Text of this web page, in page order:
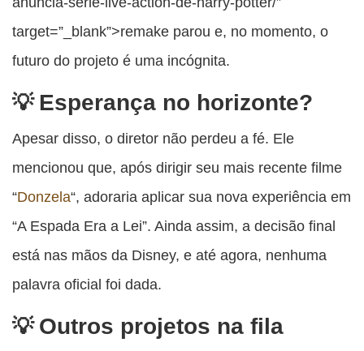
target=”_blank”>remake parou e, no momento, o
futuro do projeto é uma incógnita.
Esperança no horizonte?
Apesar disso, o diretor não perdeu a fé. Ele
mencionou que, após dirigir seu mais recente filme
“Donzela“, adoraria aplicar sua nova experiência em
“A Espada Era a Lei”. Ainda assim, a decisão final
está nas mãos da Disney, e até agora, nenhuma
palavra oficial foi dada.
Outros projetos na fila